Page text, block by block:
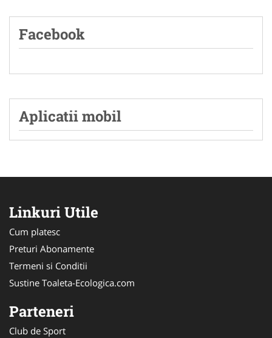
Facebook
Aplicatii mobil
Linkuri Utile
Cum platesc
Preturi Abonamente
Termeni si Conditii
Sustine Toaleta-Ecologica.com
Parteneri
Club de Sport